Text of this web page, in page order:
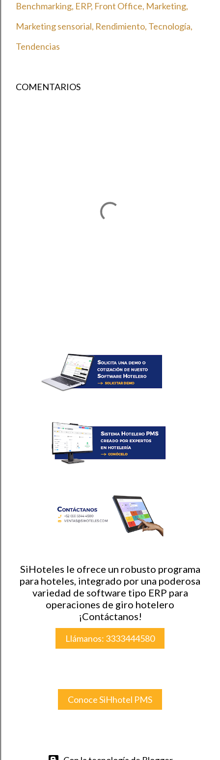
Benchmarking ERP Front Office Marketing
Marketing sensorial Rendimiento Tecnología
Tendencias
COMENTARIOS
SiHoteles le ofrece un robusto programa
para hoteles, integrado por una poderosa
variedad de software tipo ERP para
operaciones de giro hotelero
¡Contáctanos!
Llámanos: 3333444580
Conoce SiHhotel PMS